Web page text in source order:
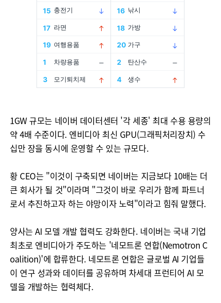
1GW 규모는 네이버 데이터센터 '각 세종' 최대 수용 용량의
약 4배 수준이다. 엔비디아 최신 GPU(그래픽처리장치) 수
십만 장을 동시에 운영할 수 있는 규모다.
황 CEO는 "이것이 구축되면 네이버는 지금보다 10배는 더
큰 회사가 될 것"이라며 "그것이 바로 우리가 함께 파트너
로서 추진하고자 하는 야망이자 노력"이라고 힘줘 말했다.
양사는 AI 모델 개발 협력도 강화한다. 네이버는 국내 기업
최초로 엔비디아가 주도하는 '네모트론 연합(Nemotron C
oalition)'에 합류한다. 네모트론 연합은 글로벌 AI 기업들
이 연구 성과와 데이터를 공유하며 차세대 프런티어 AI 모
델을 개발하는 협력체다.